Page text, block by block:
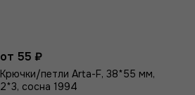
от 55 ₽
Крючки/петли Arta-F, 38*55 мм,
2*3, сосна 1994